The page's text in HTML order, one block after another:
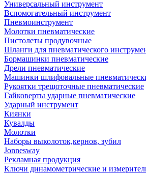
Универсальный инструмент
Вспомогательный инструмент
Пневмоинструмент
Молотки пневматические
Пистолеты продувочные
Шланги для пневматического
Бормашинки пневматические
Дрели пневматические
Машинки шлифовальные
Рукоятки трещоточные пневматические
Гайковерты ударные пневматические
Ударный инструмент
Киянки
Кувалды
Молотки
Наборы выколоток,кернов, зубил
Jonnesway
Рекламная продукция
Ключи динамометрические и